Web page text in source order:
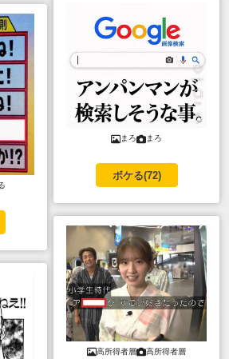
まろ まろ
ボケる(72)
高所得者層 高所得者層